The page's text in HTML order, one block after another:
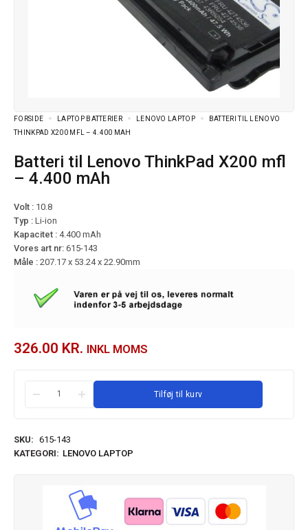
FORSIDE LAPTOP BATTERIER LENOVO LAPTOP
BATTERI TIL LENOVO
THINKPAD X200 MFL – 4.400 MAH
Batteri til Lenovo ThinkPad X200 mfl
– 4.400 mAh
Volt : 10.8
Typ : Li-ion
Kapacitet : 4.400 mAh
Vores art nr: 615-143
Måle : 207.17 x 53.24 x 22.90mm
326.00 KR. INKL MOMS
Tilføj til kurv
SKU: 615-143
KATEGORI: LENOVO LAPTOP